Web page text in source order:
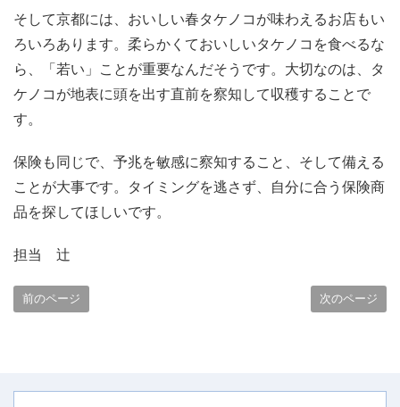
そして京都には、おいしい春タケノコが味わえるお店もい
ろいろあります。柔らかくておいしいタケノコを食べるな
ら、「若い」ことが重要なんだそうです。大切なのは、タ
ケノコが地表に頭を出す直前を察知して収穫することで
す。
保険も同じで、予兆を敏感に察知すること、そして備える
ことが大事です。タイミングを逃さず、自分に合う保険商
品を探してほしいです。
担当 辻
前のページ 次のページ